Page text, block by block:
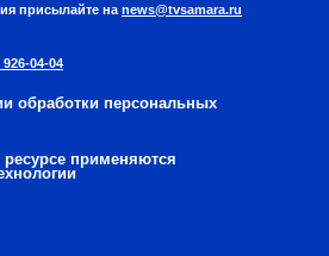
присылайте на news@tvsamara.ru
926-04-04
обработки персональных
применяются